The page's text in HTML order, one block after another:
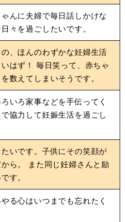
んに夫婦で毎日話しかけな
々を過ごしたいです。
、ほんのわずかな妊婦生活
はず！ 毎日笑って、赤ちゃ
数えてしまいそうです。
いろ家事などを手伝ってく
協力して妊娠生活を過ごし
いです。子供にその笑顔が
ら。 また同じ妊婦さんと励
す。
る心はいつまでも忘れたく